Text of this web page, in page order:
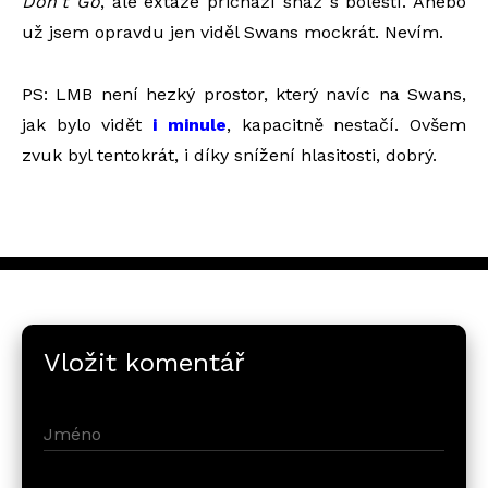
už jsem opravdu jen viděl Swans mockrát. Nevím.
PS: LMB není hezký prostor, který navíc na Swans,
jak bylo vidět i minule, kapacitně nestačí. Ovšem
zvuk byl tentokrát, i díky snížení hlasitosti, dobrý.
Vložit komentář